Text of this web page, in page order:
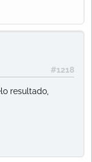
#1218
resultado,